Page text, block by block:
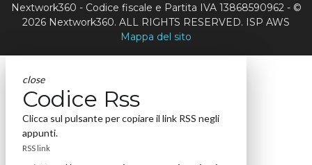
Nextwork360 - Codice fiscale e Partita IVA 13868590962 - ©
2026 Nextwork360. ALL RIGHTS RESERVED. ISP AWS
Mappa del sito
close
Codice Rss
Clicca sul pulsante per copiare il link RSS negli
appunti.
RSS link